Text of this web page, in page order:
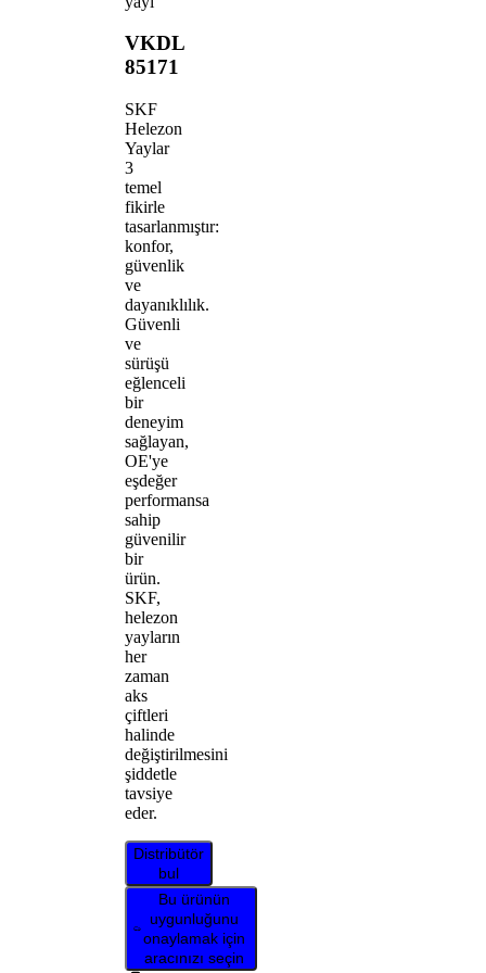
VKDL
85171
SKF
Helezon
Yaylar
3
temel
fikirle
tasarlanmıştır:
konfor,
güvenlik
ve
dayanıklılık.
Güvenli
ve
sürüşü
eğlenceli
bir
deneyim
sağlayan,
OE'ye
eşdeğer
performansa
sahip
güvenilir
bir
ürün.
SKF,
helezon
yayların
her
zaman
aks
çiftleri
halinde
değiştirilmesini
şiddetle
tavsiye
eder.
Distribütör
bul
Bu ürünün
uygunluğunu
onaylamak için
aracınızı seçin